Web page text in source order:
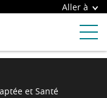
Aller à
et Santé